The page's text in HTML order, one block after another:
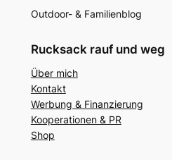
Outdoor- & Familienblog
Rucksack rauf und weg
Über mich
Kontakt
Werbung & Finanzierung
Kooperationen & PR
Shop